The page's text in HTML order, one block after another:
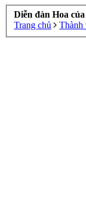
Diễn đàn Hoa
Trang chủ
Thành